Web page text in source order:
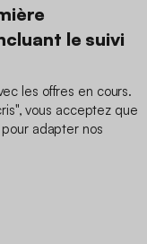
le suivi
les offres en cours.
vous acceptez que
adapter nos